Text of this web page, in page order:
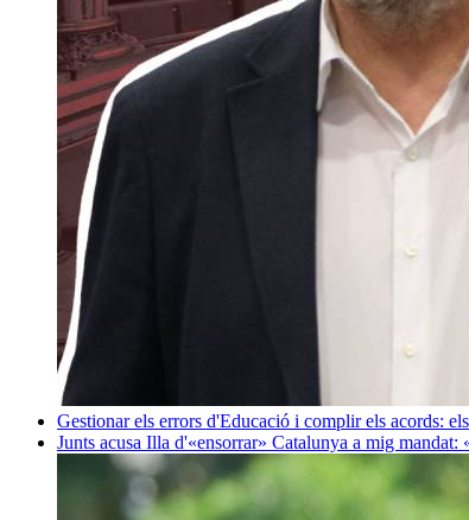
Gestionar els errors d'Educació i complir els acords:
Junts acusa Illa d'«ensorrar» Catalunya a mig mandat: